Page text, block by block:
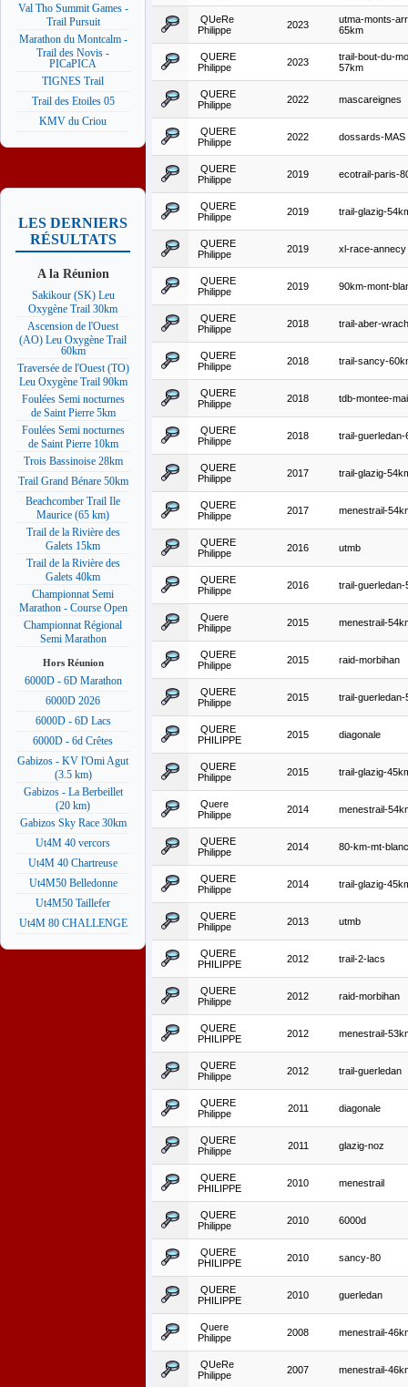
Val Tho Summit Games -
Trail Pursuit
Marathon du Montcalm -
Trail des Novis -
PICaPICA
TIGNES Trail
Trail des Etoiles 05
KMV du Criou
LES DERNIERS
RÉSULTATS
A la Réunion
Sakikour (SK) Leu
Oxygène Trail 30km
Ascension de l'Ouest
(AO) Leu Oxygène Trail
60km
Traversée de l'Ouest (TO)
Leu Oxygène Trail 90km
Foulées Semi nocturnes
de Saint Pierre 5km
Foulées Semi nocturnes
de Saint Pierre 10km
Trois Bassinoise 28km
Trail Grand Bénare 50km
Beachcomber Trail Ile
Maurice (65 km)
Trail de la Rivière des
Galets 15km
Trail de la Rivière des
Galets 40km
Championnat Semi
Marathon - Course Open
Championnat Régional
Semi Marathon
Hors Réunion
6000D - 6D Marathon
6000D 2026
6000D - 6D Lacs
6000D - 6d Crêtes
Gabizos - KV l'Omi Agut
(3.5 km)
Gabizos - La Berbeillet
(20 km)
Gabizos Sky Race 30km
Ut4M 40 vercors
Ut4M 40 Chartreuse
Ut4M50 Belledonne
Ut4M50 Taillefer
Ut4M 80 CHALLENGE
QUeRe
Philippe
2023
utma-monts-
65km
QUERE
Philippe
2023
trail-bout-du-
57km
QUERE
Philippe
2022 mascareignes
QUERE
Philippe
2022 dossards-MAS
QUERE
Philippe
2019 ecotrail-paris-
QUERE
Philippe
2019 trail-glazig-
QUERE
Philippe
2019 xl-race-annecy
QUERE
Philippe
2019 90km-mont-
QUERE
Philippe
2018 trail-aber-
QUERE
Philippe
2018 trail-sancy-
QUERE
Philippe
2018 tdb-montee-
QUERE
Philippe
2018 trail-guerledan-
QUERE
Philippe
2017 trail-glazig-
QUERE
Philippe
2017 menestrail-
QUERE
Philippe
2016 utmb
QUERE
Philippe
2016 trail-guerledan-
Quere
Philippe
2015 menestrail-
QUERE
Philippe
2015 raid-morbihan
QUERE
Philippe
2015 trail-guerledan-
QUERE
PHILIPPE
2015 diagonale
QUERE
Philippe
2015 trail-glazig-
Quere
Philippe
2014 menestrail-
QUERE
Philippe
2014 80-km-mt-blanc
QUERE
Philippe
2014 trail-glazig-
QUERE
Philippe
2013 utmb
QUERE
PHILIPPE
2012 trail-2-lacs
QUERE
Philippe
2012 raid-morbihan
QUERE
PHILIPPE
2012 menestrail-
QUERE
Philippe
2012 trail-guerledan
QUERE
Philippe
2011 diagonale
QUERE
Philippe
2011 glazig-noz
QUERE
PHILIPPE
2010 menestrail
QUERE
Philippe
2010 6000d
QUERE
PHILIPPE
2010 sancy-80
QUERE
PHILIPPE
2010 guerledan
Quere
Philippe
2008 menestrail-
QUeRe
Philippe
2007 menestrail-